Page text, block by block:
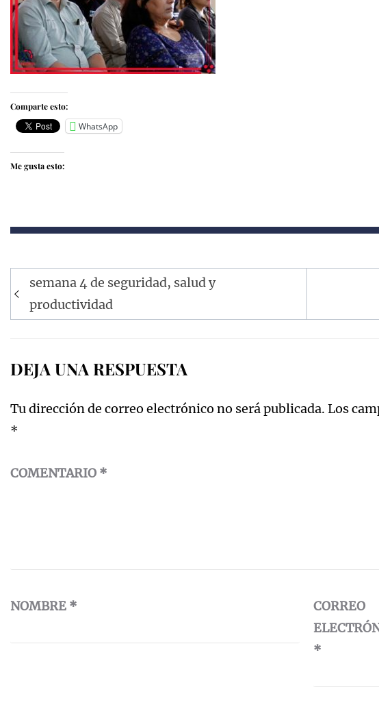
Comparte esto:
WhatsApp
Me gusta esto:
Navegación
de
entradas
semana 4 de seguridad, salud y
productividad
DEJA UNA RESPUESTA
Tu dirección de correo electrónico no será publicada. Los
*
COMENTARIO *
NOMBRE *
CORREO
*